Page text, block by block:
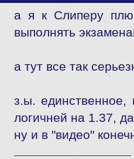
а я к Слиперу
выполнять
а тут все так
з.ы.
логичней на 1.37,
ну и в "видео"